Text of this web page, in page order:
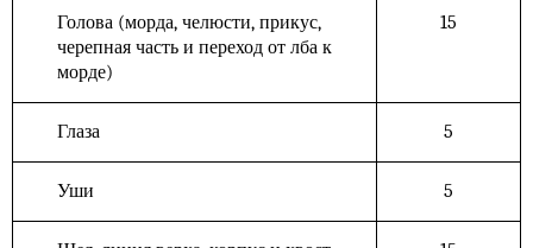
Голова (морда, челюсти, прикус,
черепная часть и переход от лба к
морде)
15
Глаза 5
Уши 5